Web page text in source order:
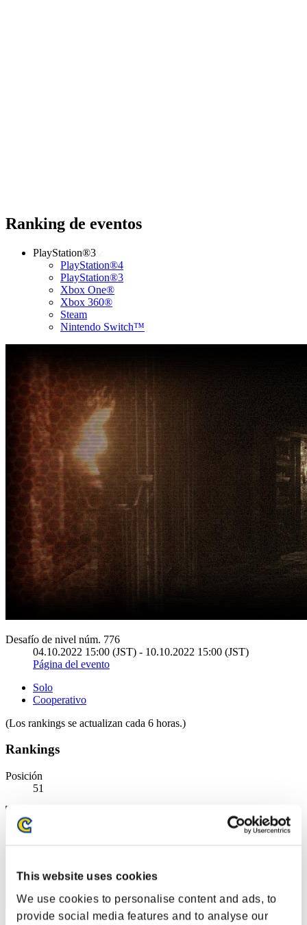
This website uses cookies
We use cookies to personalise content and ads, to
provide social media features and to analyse our
Ranking de eventos
PlayStation®3
PlayStation®4
PlayStation®3
Xbox One®
Xbox 360®
Steam
Nintendo Switch™
Desafío de nivel núm. 776
04.10.2022 15:00 (JST) - 10.10.2022 15:00 (JST)
Página del evento
Solo
Cooperativo
(Los rankings se actualizan cada 6 horas.)
Rankings
Posición
51